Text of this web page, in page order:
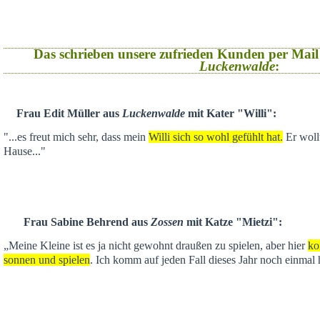
Das schrieben unsere zufrieden Kunden per
Luckenwalde:
Frau Edit Müller aus Luckenwalde mit Kater "Willi":
"...es freut mich sehr, dass mein Willi sich so wohl gefühlt hat. Er
Hause..."
Frau Sabine Behrend aus Zossen mit Katze "Mietzi":
„Meine Kleine ist es ja nicht gewohnt draußen zu spielen, aber hier
sonnen und spielen. Ich komm auf jeden Fall dieses Jahr noch einmal